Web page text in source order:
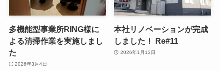
多機能型事業所RING様に
よる清掃作業を実施しまし
た
2026年3月4日
本社リノベーションが完成
しました！ Re#11
2026年1月13日